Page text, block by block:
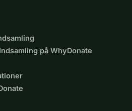
på WhyDonate